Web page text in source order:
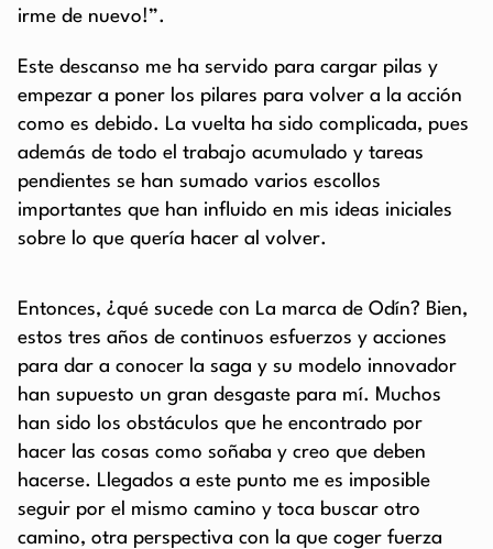
irme de nuevo!”.
Este descanso me ha servido para cargar pilas y
empezar a poner los pilares para volver a la acción
como es debido. La vuelta ha sido complicada, pues
además de todo el trabajo acumulado y tareas
pendientes se han sumado varios escollos
importantes que han influido en mis ideas iniciales
sobre lo que quería hacer al volver.
Entonces, ¿qué sucede con La marca de Odín? Bien,
estos tres años de continuos esfuerzos y acciones
para dar a conocer la saga y su modelo innovador
han supuesto un gran desgaste para mí. Muchos
han sido los obstáculos que he encontrado por
hacer las cosas como soñaba y creo que deben
hacerse. Llegados a este punto me es imposible
seguir por el mismo camino y toca buscar otro
camino, otra perspectiva con la que coger fuerza